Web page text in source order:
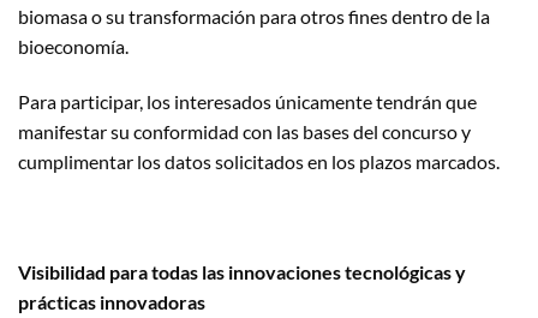
biomasa o su transformación para otros fines dentro de la
bioeconomía.
Para participar, los interesados únicamente tendrán que
manifestar su conformidad con las bases del concurso y
cumplimentar los datos solicitados en los plazos marcados.
Visibilidad para todas las innovaciones tecnológicas y
prácticas innovadoras